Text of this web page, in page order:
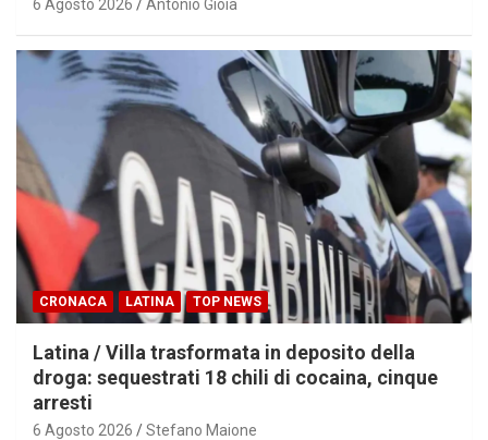
6 Agosto 2026 Antonio Gioia
CRONACA LATINA TOP NEWS
Latina / Villa trasformata in deposito della
droga: sequestrati 18 chili di cocaina, cinque
arresti
6 Agosto 2026 Stefano Maione